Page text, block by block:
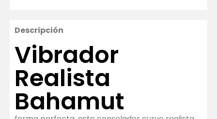
Descripción
Vibrador
Realista
Bahamut